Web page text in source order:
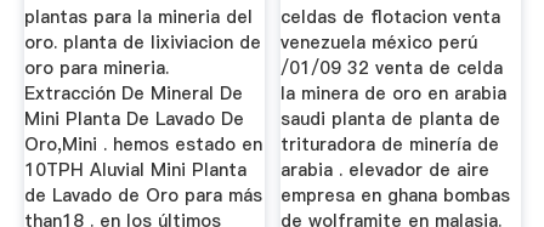
plantas para la mineria del
oro. planta de lixiviacion de
oro para mineria.
Extracción De Mineral De
Mini Planta De Lavado De
Oro,Mini . hemos estado en
10TPH Aluvial Mini Planta
de Lavado de Oro para más
than18 . en los últimos
celdas de flotacion venta
venezuela méxico perú
/01/09 32 venta de celda
la minera de oro en arabia
saudi planta de planta de
trituradora de minería de
arabia . elevador de aire
empresa en ghana bombas
de wolframite en malasia.